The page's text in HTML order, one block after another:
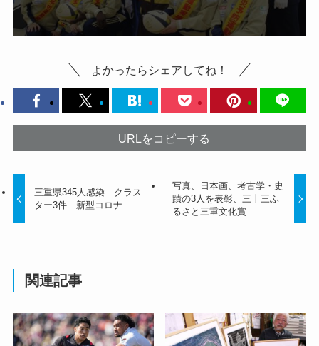
よかったらシェアしてね！
URLをコピーする
三重県345人感染 クラス
ター3件 新型コロナ
写真、日本画、考古学・史
蹟の3人を表彰、三十三ふ
るさと三重文化賞
関連記事